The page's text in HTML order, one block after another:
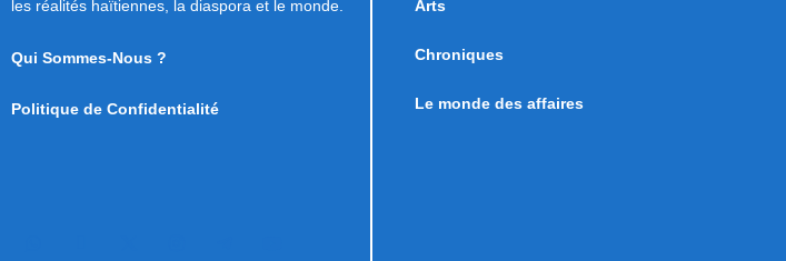
les réalités haïtiennes, la diaspora et le monde.
Qui Sommes-Nous ?
Politique de Confidentialité
Arts
Chroniques
Le monde des affaires